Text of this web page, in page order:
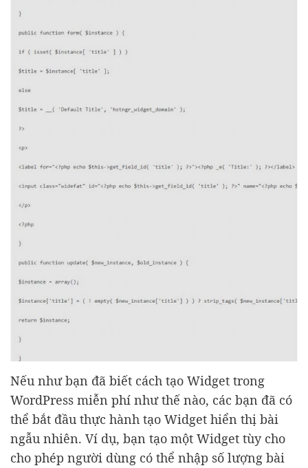
Nếu như bạn đã biết cách tạo Widget trong
WordPress miễn phí như thế nào, các bạn đã có
thể bắt đầu thực hành tạo Widget hiển thị bài
ngẫu nhiên. Ví dụ, bạn tạo một Widget tùy cho
cho phép người dùng có thể nhập số lượng bài